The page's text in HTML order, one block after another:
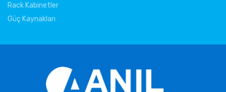
Rack Kabinetler
Güç Kaynakları